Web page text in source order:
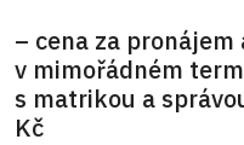
– cena za
v mimořádném
s matrikou a
Kč